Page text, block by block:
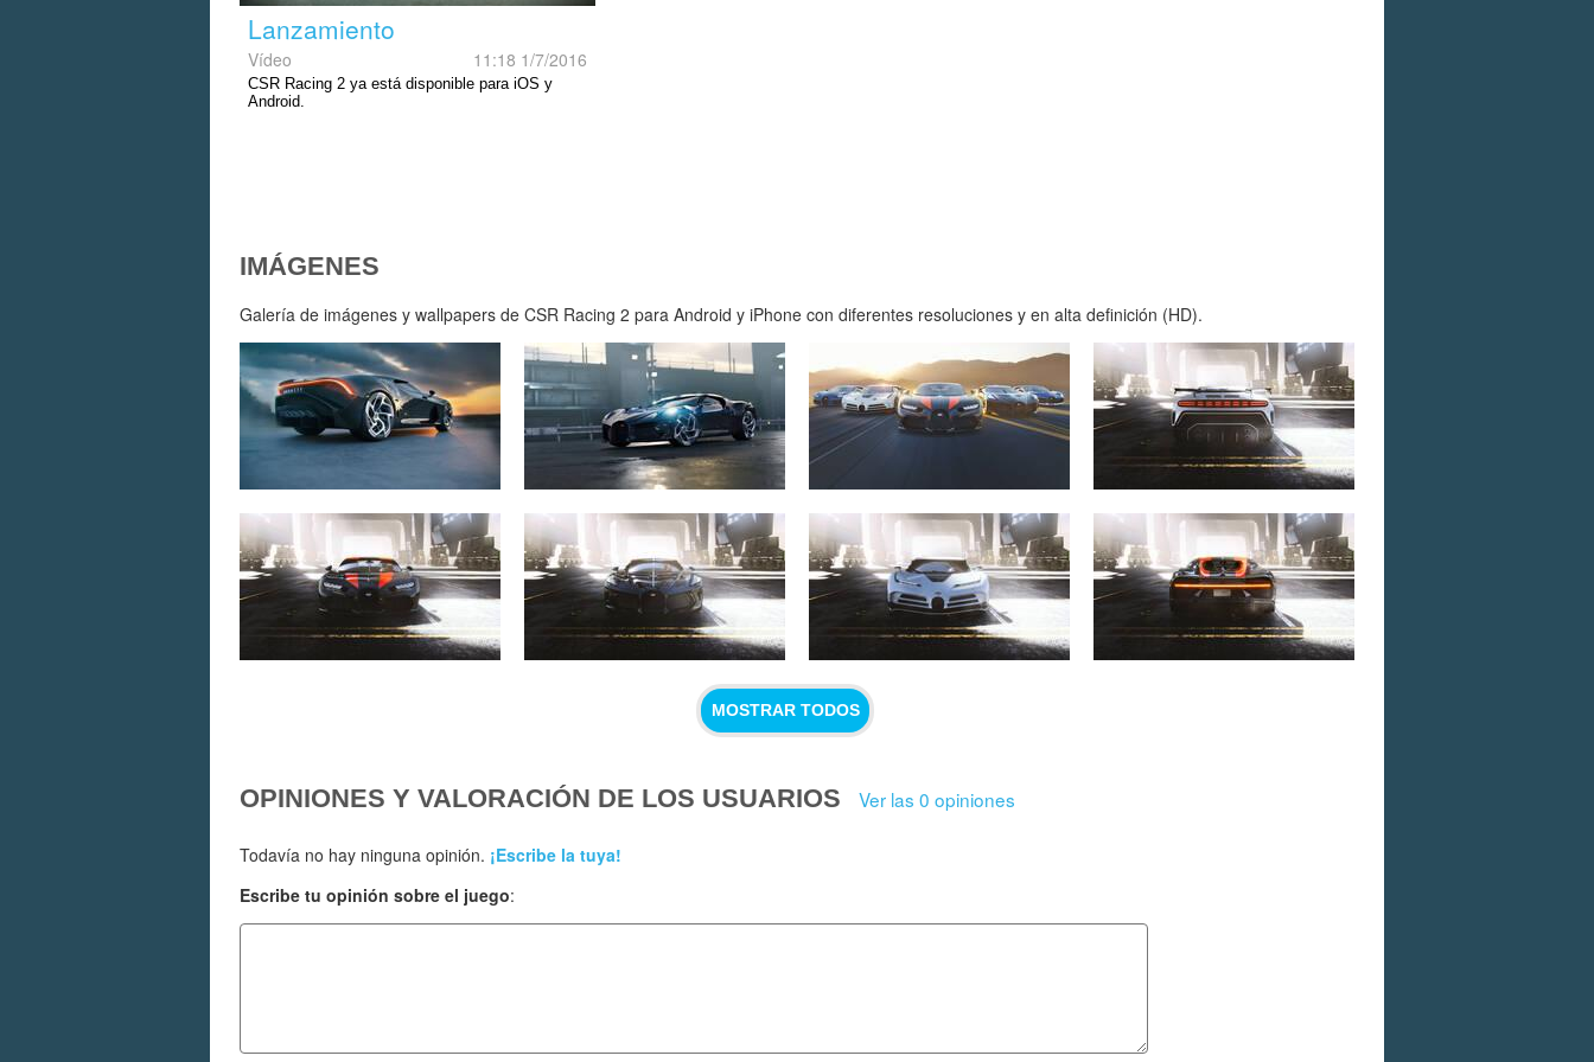
Lanzamiento
Vídeo 11:18 1/7/2016
CSR Racing 2 ya está disponible para iOS y
Android.
IMÁGENES
Galería de imágenes y wallpapers de CSR Racing 2 para Android y iPhone con diferentes resoluciones y en alta definición (HD).
MOSTRAR TODOS
OPINIONES Y VALORACIÓN DE LOS USUARIOS Ver las 0 opiniones
Todavía no hay ninguna opinión. ¡Escribe la tuya!
Escribe tu opinión sobre el juego: